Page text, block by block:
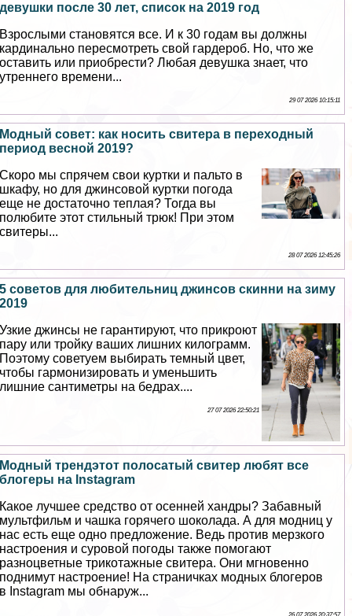
дeвyшки после 30 лет, список на 2019 год
Взрослыми становятся все. И к 30 годам вы должны
кардинально пересмотреть свой гардероб. Но, что же
оставить или приобрести? Любая дeвyшка знает, что
утреннего времени...
29 07 2026 10:15:11
Модный совет: как носить свитера в переходный
период весной 2019?
Скоро мы спрячем свои куртки и пальто в
шкафу, но для джинсовой куртки погода
еще не достаточно теплая? Тогда вы
полюбите этот стильный трюк! При этом
свитеры...
28 07 2026 12:45:26
5 советов для любительниц джинсов скинни на зиму
2019
Узкие джинсы не гарантируют, что прикроют
пару или тройку ваших лишних килограмм.
Поэтому советуем выбирать темный цвет,
чтобы гармонизировать и уменьшить
лишние сантиметры на бедрах....
27 07 2026 22:50:21
Модный трендэтот полосатый свитер любят все
блогеры на Instagram
Какое лучшее средство от осенней хандры? Забавный
мультфильм и чашка горячего шоколада. А для модниц у
нас есть еще одно предложение. Ведь против мерзкого
настроения и суровой погоды также помогают
разноцветные трикотажные свитера. Они мгновенно
поднимут настроение! На страничках модных блогеров
в Instagram мы обнаруж...